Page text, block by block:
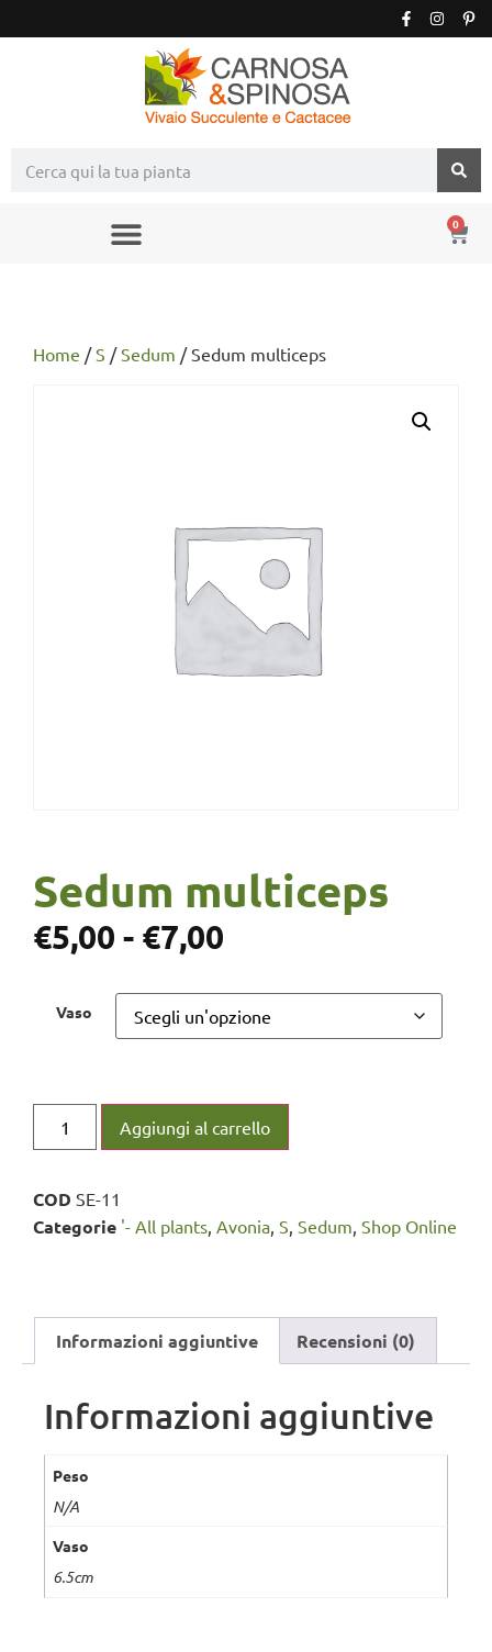
0
Home /S /Sedum / Sedum multiceps
Sedum multiceps
€5,00 - €7,00
Vaso
Aggiungi al carrello
COD SE-11
Categorie '- All plants Avonia S Sedum Shop Online
Informazioni aggiuntive Recensioni (0)
Informazioni aggiuntive
Peso
N/A
Vaso
6.5cm